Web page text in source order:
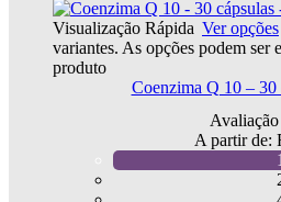
Visualização Rápida Ver opções
variantes. As opções podem ser
produto
Coenzima Q 10 – 30
Avaliação
A partir de: